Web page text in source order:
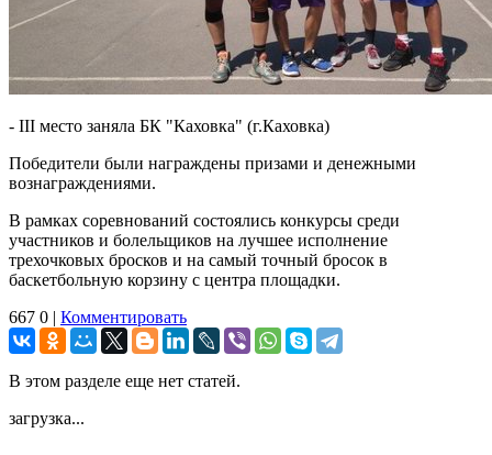
- ІІІ место заняла БК "Каховка" (г.Каховка)
Победители были награждены призами и денежными
вознаграждениями.
В рамках соревнований состоялись конкурсы среди
участников и болельщиков на лучшее исполнение
трехочковых бросков и на самый точный бросок в
баскетбольную корзину с центра площадки.
667 0 | Комментировать
В этом разделе еще нет статей.
загрузка...